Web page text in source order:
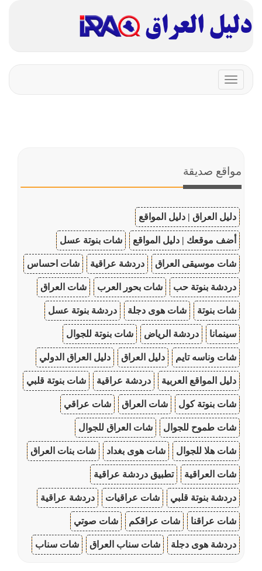
Toggle
navigation
مواقع صديقة
دليل العراق | دليل المواقع
أضف موقعك | دليل المواقع شات بنوتة عسل
شات موسيقى العراق دردشة عراقية شات احساس
دردشة بنوتة حب شات بحور العرب شات العراق
شات بنوتة شات هوى دجلة دردشة بنوتة عسل
سينمانا دردشة الرياض شات بنوتة للجوال
شات وناسه تايم دليل العراق دليل العراق الدولي
دليل المواقع العربية دردشة عراقية شات بنوتة قلبي
شات بنوتة كول شات العراق شات عراقي
شات طموح للجوال شات العراق للجوال
شات هلا للجوال شات هوى بغداد شات بنات العراق
شات العراقية تطبيق دردشة عراقية
دردشة بنوتة قلبي شات عراقيات دردشة عراقية
شات عراقنا شات عراقكم شات صوتي
دردشة هوى دجلة شات سناب العراق شات سناب